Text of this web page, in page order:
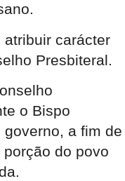
atribuir carácter
Presbiteral.
o Bispo
a fim de
do povo